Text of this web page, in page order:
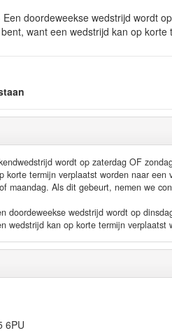
Een doordeweekse wedstrijd wordt
want een wedstrijd kan op
wordt op zaterdag OF
korte termijn verplaatst worden naar
maandag. Als dit gebeurt, nemen we
doordeweekse wedstrijd wordt op
wedstrijd kan op korte termijn verplaatst
6PU